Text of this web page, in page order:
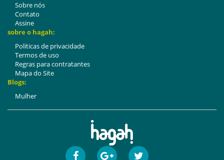
Sobre nós
Contato
Assine
sobre o hagah:
Politicas de privacidade
Termos de uso
Regras para contratantes
Mapa do Site
Blogs:
Mulher